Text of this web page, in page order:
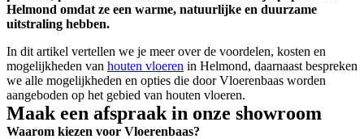
Helmond omdat ze een warme, natuurlijke en duurzame
uitstraling hebben.
In dit artikel vertellen we je meer over de voordelen, kosten en
mogelijkheden van houten vloeren in Helmond, daarnaast bespreken
we alle mogelijkheden en opties die door Vloerenbaas worden
aangeboden op het gebied van houten vloeren.
Maak een afspraak in onze showroom
Waarom kiezen voor Vloerenbaas?